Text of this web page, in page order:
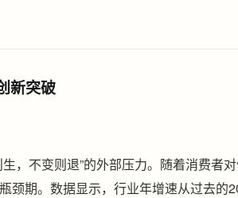
新突破
，不变则退”的外部压力。随着消费者
颈期。数据显示，行业年增速从过去的